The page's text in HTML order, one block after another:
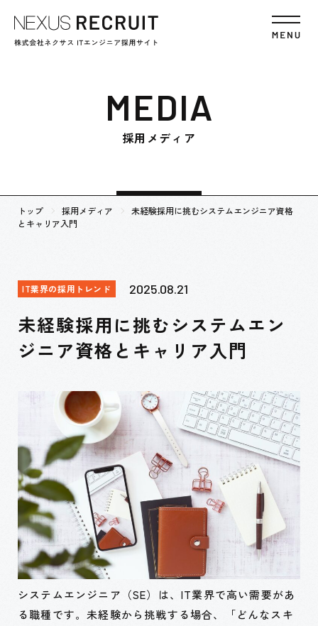
MEDIA
採用メディア
トップ 採用メディア
未経験採用に挑むシステムエンジニア資格
とキャリア入門
IT業界の採用トレンド 2025.08.21
未経験採用に挑むシステムエン
ジニア資格とキャリア入門
システムエンジニア（SE）は、IT業界で高い需要があ
る職種です。未経験から挑戦する場合、「どんなスキ